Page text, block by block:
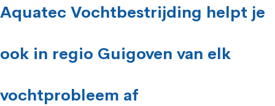
Aquatec Vochtbestrijding helpt je
ook in regio Guigoven van elk
vochtprobleem af